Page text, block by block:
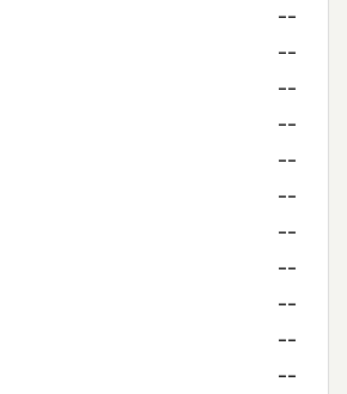
--
--
--
--
--
--
--
--
--
--
--